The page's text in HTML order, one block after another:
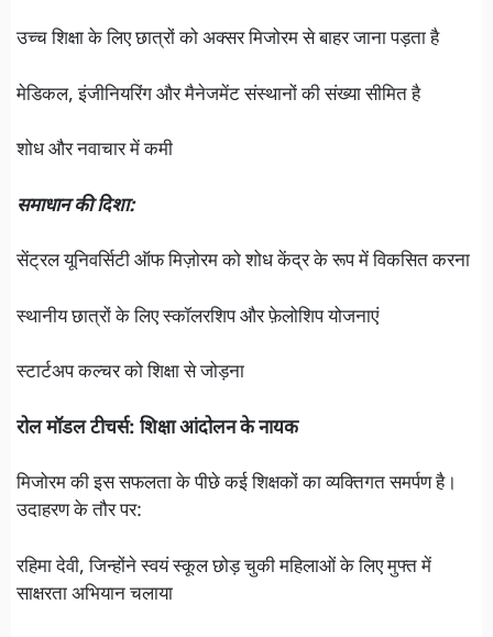
उच्च शिक्षा के लिए छात्रों को अक्सर मिजोरम से बाहर जाना पड़ता है
मेडिकल, इंजीनियरिंग और मैनेजमेंट संस्थानों की संख्या सीमित है
शोध और नवाचार में कमी
समाधान की दिशा:
सेंट्रल यूनिवर्सिटी ऑफ मिज़ोरम को शोध केंद्र के रूप में विकसित करना
स्थानीय छात्रों के लिए स्कॉलरशिप और फ़ेलोशिप योजनाएं
स्टार्टअप कल्चर को शिक्षा से जोड़ना
रोल मॉडल टीचर्स: शिक्षा आंदोलन के नायक
मिजोरम की इस सफलता के पीछे कई शिक्षकों का व्यक्तिगत समर्पण है।
उदाहरण के तौर पर:
रहिमा देवी, जिन्होंने स्वयं स्कूल छोड़ चुकी महिलाओं के लिए मुफ्त में
साक्षरता अभियान चलाया